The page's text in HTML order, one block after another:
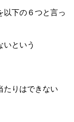
以下の６つと言っ
いという
たりはできない